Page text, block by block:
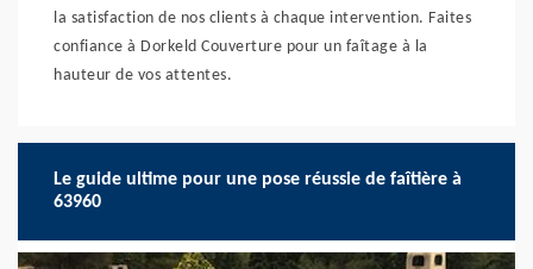
la satisfaction de nos clients à chaque intervention. Faites
confiance à Dorkeld Couverture pour un faîtage à la
hauteur de vos attentes.
Le guide ultime pour une pose réussie de faîtière à
63960